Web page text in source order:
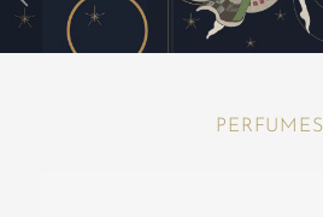
PERFUMES